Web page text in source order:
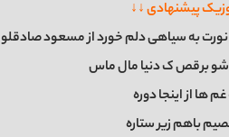
پیشنهادی ↓↓
ﺑﻪ ﺳﻴﺎﻫﻰ دﻟﻢ ﺧﻮرد از مسعود صادقلو
برقص ک دنیا مال ماس
ها از اینجا دوره
باهم زیر ستاره